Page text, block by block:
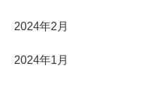
2024年2月
2024年1月